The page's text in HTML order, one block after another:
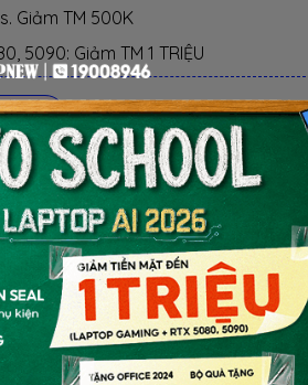
Giảm TM 500K
5090: Giảm TM 1 TRIỆU
Mouse MSI (theo hộp)
+ MSI Dual Drive 256GB (theo hộp)
Black + Mouse Pad MSI (theo